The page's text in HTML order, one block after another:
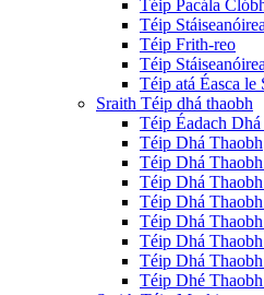
Téip Pacála
Téip
Téip Frith-reo
Téip
Téip atá Éasca le
Sraith Téip dhá thaobh
Téip Éadach
Téip Dhá Thaobh
Téip Dhá
Téip Dhá
Téip Dhá
Téip Dhá
Téip Dhá
Téip Dhá
Téip Dhé